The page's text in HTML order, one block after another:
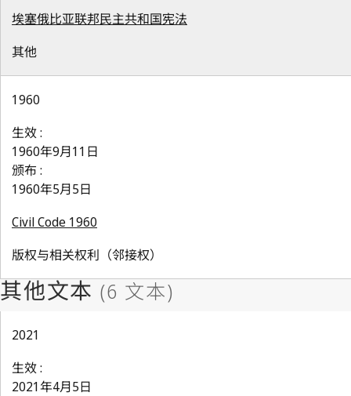
埃塞俄比亚联邦民主共和国宪法
其他
1960
生效 :
1960年9月11日
颁布 :
1960年5月5日
Civil Code 1960
版权与相关权利（邻接权）
2021
生效 :
2021年4月5日